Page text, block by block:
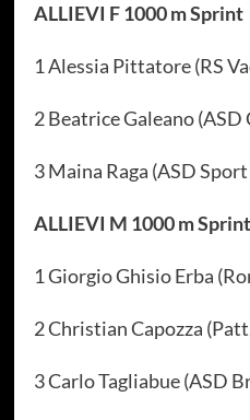
ALLIEVI F 1000 m Sprint
1 Alessia Pittatore (RS
2 Beatrice Galeano
3 Maina Raga (ASD
ALLIEVI M 1000 m Sprint
1 Giorgio Ghisio Erba
2 Christian Capozza
3 Carlo Tagliabue (ASD